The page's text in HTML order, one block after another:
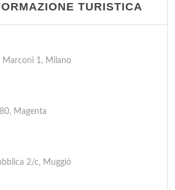
TURISTICA
Marconi 1, Milano
Magenta
2/c, Muggiò